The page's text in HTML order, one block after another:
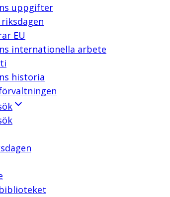
uppgifter
EU
internationella arbete
historia